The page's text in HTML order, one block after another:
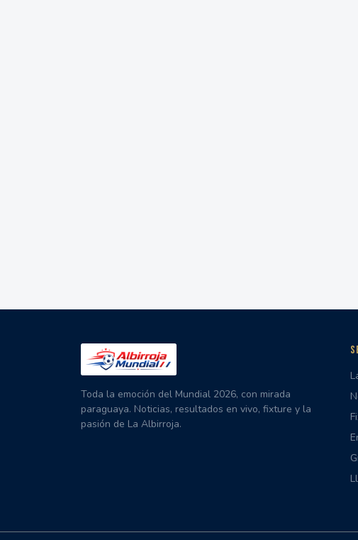
Toda la emoción del Mundial 2026, con mirada
paraguaya. Noticias, resultados en vivo, fixture y la
pasión de La Albirroja.